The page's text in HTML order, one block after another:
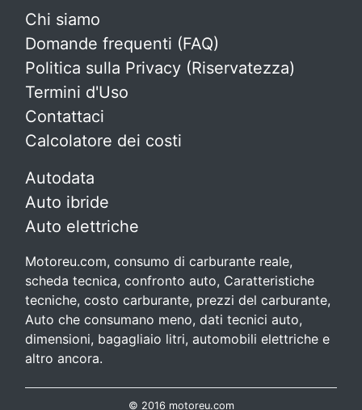
Chi siamo
Domande frequenti (FAQ)
Politica sulla Privacy (Riservatezza)
Termini d'Uso
Contattaci
Calcolatore dei costi
Autodata
Auto ibride
Auto elettriche
Motoreu.com, consumo di carburante reale,
scheda tecnica, confronto auto, Caratteristiche
tecniche, costo carburante, prezzi del carburante,
Auto che consumano meno, dati tecnici auto,
dimensioni, bagagliaio litri, automobili elettriche e
altro ancora.
© 2016 motoreu.com